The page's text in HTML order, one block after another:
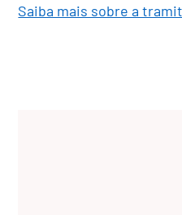
Saiba mais sobre a